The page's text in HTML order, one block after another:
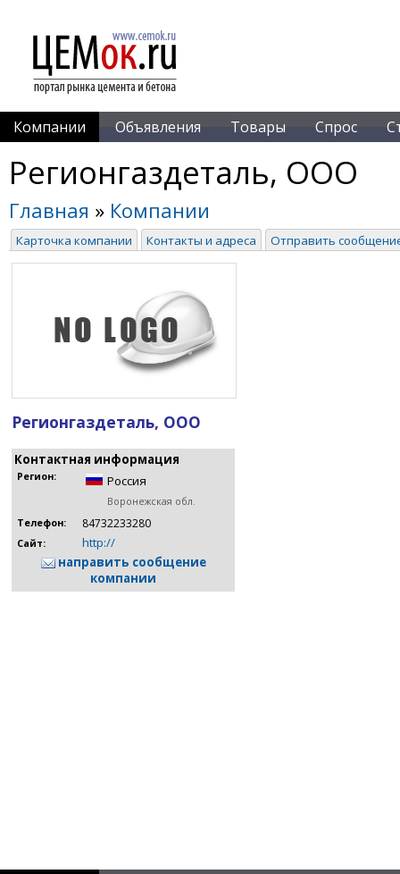
Компании Объявления Товары Спрос
Регионгаздеталь, ООО
Главная » Компании
Карточка компании Контакты и адреса Отправить
Регионгаздеталь, ООО
Контактная информация
Регион: Россия
Воронежская обл.
Телефон:
84732233280
Сайт:
http://
направить сообщение
компании